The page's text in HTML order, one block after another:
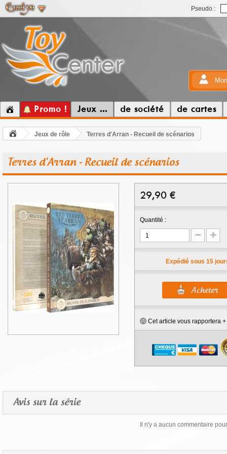
Pseudo :
Promo ! Jeux ... de société de cartes
Jeux de rôle Terres d'Arran - Recueil de scénarios
Terres d'Arran - Recueil de scénarios
29,90 €
Quantité :
Expédié sous 15
Cet article vous rapportera +
Avis sur la série
Il n'y a aucun commentaire